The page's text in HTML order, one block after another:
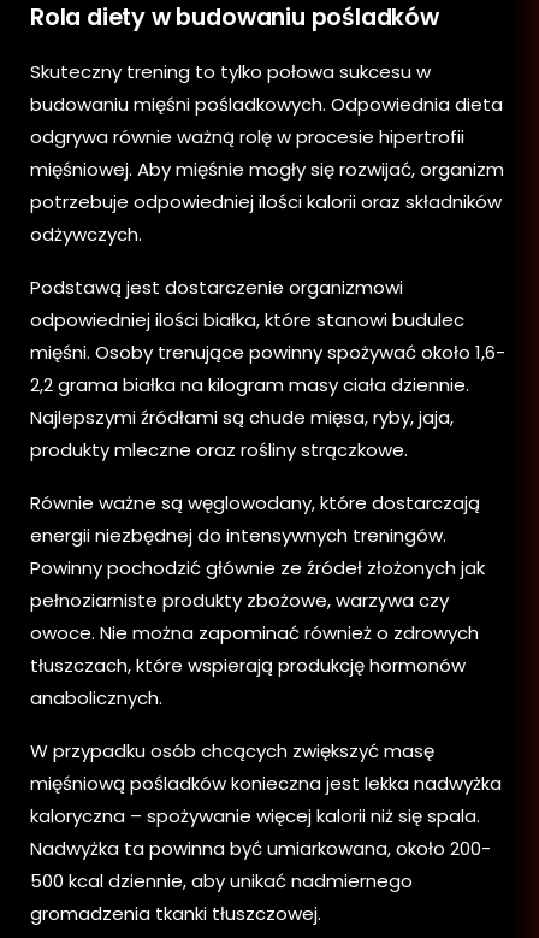
Rola diety w budowaniu pośladków
Skuteczny trening to tylko połowa sukcesu w
budowaniu mięśni pośladkowych. Odpowiednia dieta
odgrywa równie ważną rolę w procesie hipertrofii
mięśniowej. Aby mięśnie mogły się rozwijać, organizm
potrzebuje odpowiedniej ilości kalorii oraz składników
odżywczych.
Podstawą jest dostarczenie organizmowi
odpowiedniej ilości białka, które stanowi budulec
mięśni. Osoby trenujące powinny spożywać około 1,6-
2,2 grama białka na kilogram masy ciała dziennie.
Najlepszymi źródłami są chude mięsa, ryby, jaja,
produkty mleczne oraz rośliny strączkowe.
Równie ważne są węglowodany, które dostarczają
energii niezbędnej do intensywnych treningów.
Powinny pochodzić głównie ze źródeł złożonych jak
pełnoziarniste produkty zbożowe, warzywa czy
owoce. Nie można zapominać również o zdrowych
tłuszczach, które wspierają produkcję hormonów
anabolicznych.
W przypadku osób chcących zwiększyć masę
mięśniową pośladków konieczna jest lekka nadwyżka
kaloryczna – spożywanie więcej kalorii niż się spala.
Nadwyżka ta powinna być umiarkowana, około 200-
500 kcal dziennie, aby unikać nadmiernego
gromadzenia tkanki tłuszczowej.